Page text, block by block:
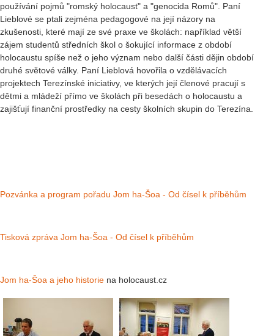
používání pojmů "romský holocaust" a "genocida Romů". Paní
Lieblové se ptali zejména pedagogové na její názory na
zkušenosti, které mají ze své praxe ve školách: například větší
zájem studentů středních škol o šokující informace z období
holocaustu spíše než o jeho význam nebo další části dějin období
druhé světové války. Paní Lieblová hovořila o vzdělávacích
projektech Terezínské iniciativy, ve kterých její členové pracují s
dětmi a mládeží přímo ve školách při besedách o holocaustu a
zajišťují finanční prostředky na cesty školních skupin do Terezína.
Pozvánka a program pořadu Jom ha-Šoa - Od čísel k příběhům
Tisková zpráva Jom ha-Šoa - Od čísel k příběhům
Jom ha-Šoa a jeho historie na holocaust.cz